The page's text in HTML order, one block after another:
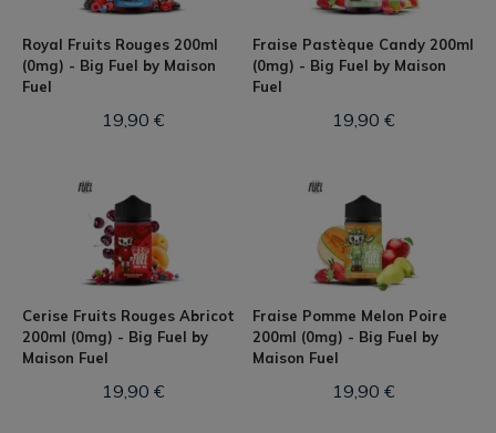
Royal Fruits Rouges 200ml
(0mg) - Big Fuel by Maison
Fuel
19,90 €
Fraise Pastèque Candy 200ml
(0mg) - Big Fuel by Maison
Fuel
19,90 €
Cerise Fruits Rouges Abricot
200ml (0mg) - Big Fuel by
Maison Fuel
19,90 €
Fraise Pomme Melon Poire
200ml (0mg) - Big Fuel by
Maison Fuel
19,90 €